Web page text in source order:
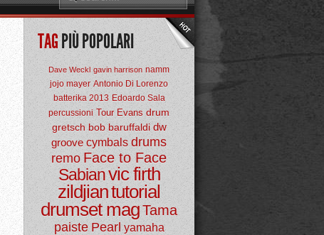
TAGPIÙ POPOLARI
Dave Weckl gavin harrison namm
jojo mayer Antonio Di Lorenzo
batterika 2013 Edoardo Sala
percussioni Tour Evans drum
gretsch bob baruffaldi dw
groove cymbals drums
remo Face to Face
Sabianvic firth
zildjiantutorial
drumset magTama
paiste Pearl yamaha